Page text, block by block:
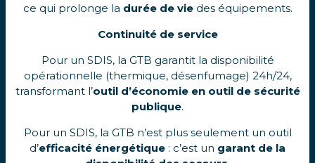
ce qui prolonge la durée de viedes équipements.
Continuité de service
Pour un SDIS, la GTB garantit la disponibilité
opérationnelle (thermique, désenfumage) 24h/24,
transformant l’outil d’économie en outil de sécurité
publique.
Pour un SDIS, la GTB n’est plus seulement un outil
d’efficacité énergétique : c’est un garant de la